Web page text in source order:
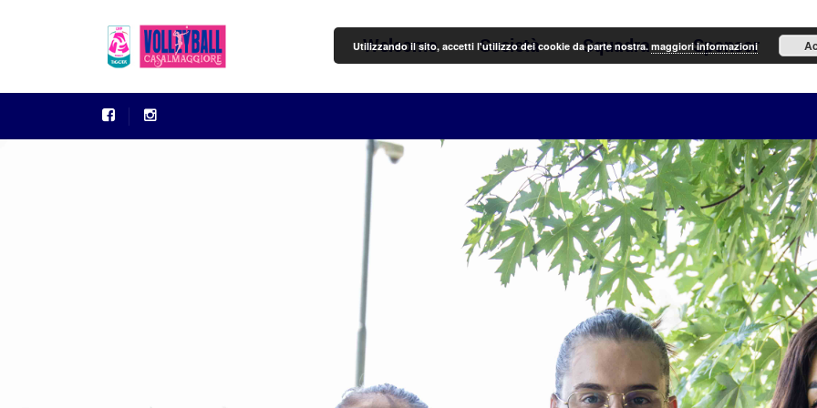
Welcome Società Squadra Sponsor
Utilizzando il sito, accetti l'utilizzo dei cookie da parte nostra.maggiori informazioni